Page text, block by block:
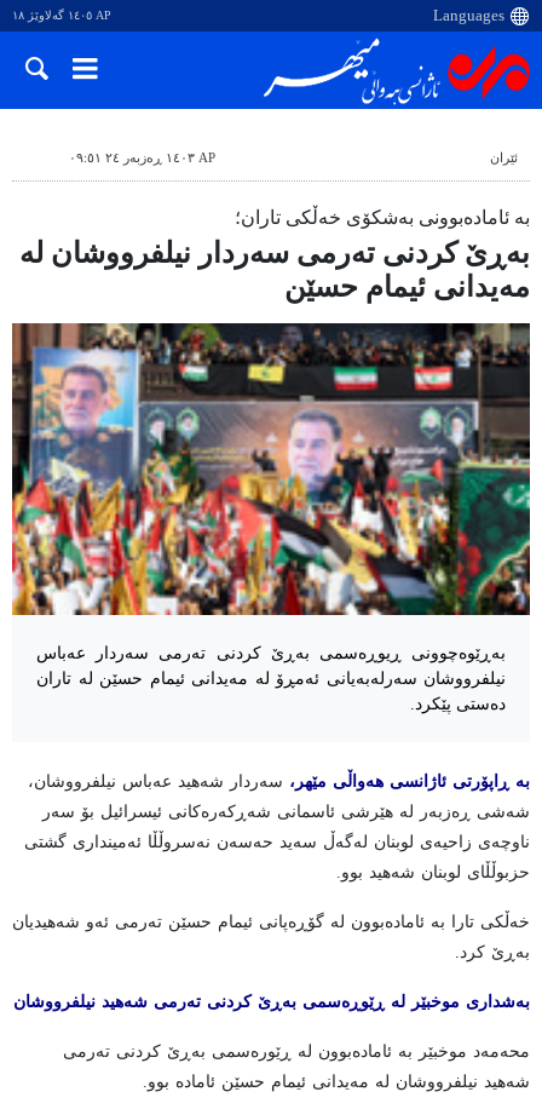
AP ١٤٠٥ گەلاوێژ ١٨
ئێران AP ١٤٠٣ ڕەزبەر ٢٤ ٠٩:٥١
بە ئامادەبوونی بەشکۆی خەڵکی تاران؛
بەڕێ کردنی تەرمی سەردار نیلفرووشان لە
مەیدانی ئیمام حسێن
بەڕێوەچوونی ڕیوڕەسمی بەڕێ کردنی تەرمی سەردار عەباس
نیلفرووشان سەرلەبەیانی ئەمڕۆ لە مەیدانی ئیمام حسێن لە تاران
دەستی پێکرد.
بە ڕاپۆرتی ئاژانسی هەواڵی مێهر، سەردار شەهید عەباس نیلفرووشان،
شەشی ڕەزبەر لە هێرشی ئاسمانی شەڕکەرەکانی ئیسرائیل بۆ سەر
ناوچەی زاحیەی لوبنان لەگەڵ سەید حەسەن نەسروڵڵا ئەمینداری گشتی
حزبوڵڵای لوبنان شەهید بوو.
خەڵکی تارا بە ئامادەبوون لە گۆڕەپانی ئیمام حسێن تەرمی ئەو شەهیدیان
بەڕێ کرد.
بەشداری موخبێر لە ڕێوڕەسمی بەڕێ کردنی تەرمی شەهید نیلفرووشان
محەمەد موخبێر بە ئامادەبوون لە ڕێورەسمی بەڕێ کردنی تەرمی
شەهید نیلفرووشان لە مەیدانی ئیمام حسێن ئامادە بوو.